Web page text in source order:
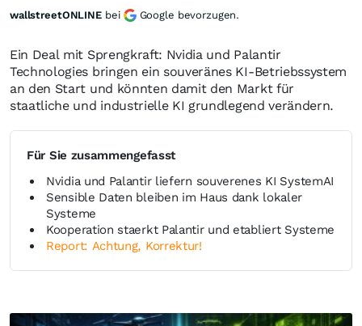
Ein Deal mit Sprengkraft: Nvidia und Palantir
Technologies bringen ein souveränes KI-Betriebssystem
an den Start und könnten damit den Markt für
staatliche und industrielle KI grundlegend verändern.
Für Sie zusammengefasst
Nvidia und Palantir liefern souverenes KI SystemAI
Sensible Daten bleiben im Haus dank lokaler
Systeme
Kooperation staerkt Palantir und etabliert Systeme
Report: Achtung, Korrektur!
wallstreetONLINE bei Google bevorzugen.